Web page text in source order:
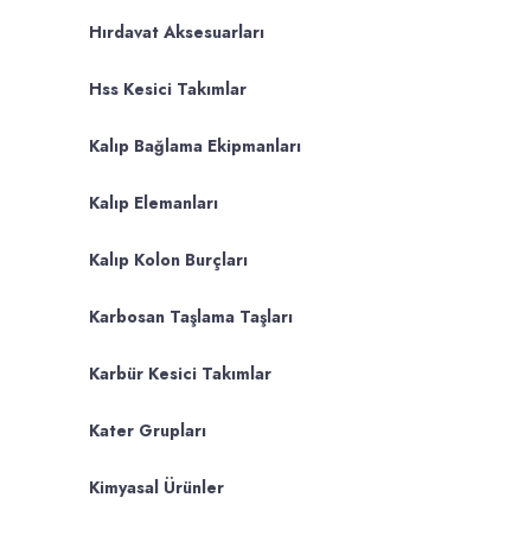
Hırdavat Aksesuarları
Hss Kesici Takımlar
Kalıp Bağlama Ekipmanları
Kalıp Elemanları
Kalıp Kolon Burçları
Karbosan Taşlama Taşları
Karbür Kesici Takımlar
Kater Grupları
Kimyasal Ürünler